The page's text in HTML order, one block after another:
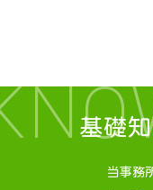
基礎
当事務